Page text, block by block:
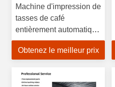
Machine d'impression de
tasses de café
entièrement automatique
monochrome à grande
vitesse Machine
en plastique
Obtenez le meilleur prix